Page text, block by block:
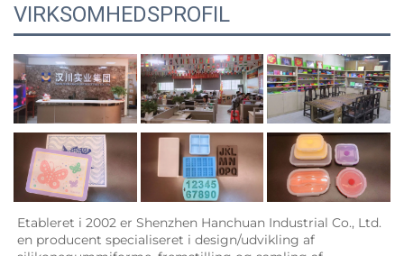
VIRKSOMHEDSPROFIL
Etableret i 2002 er Shenzhen Hanchuan Industrial Co., Ltd.
en producent specialiseret i design/udvikling af